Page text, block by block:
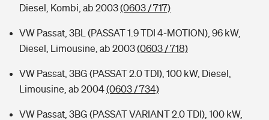
Diesel, Kombi, ab 2003(0603 / 717)
VW Passat, 3BL (PASSAT 1.9 TDI 4-MOTION), 96 kW,
Diesel, Limousine, ab 2003(0603 / 718)
VW Passat, 3BG (PASSAT 2.0 TDI), 100 kW, Diesel,
Limousine, ab 2004(0603 / 734)
VW Passat, 3BG (PASSAT VARIANT 2.0 TDI), 100 kW,